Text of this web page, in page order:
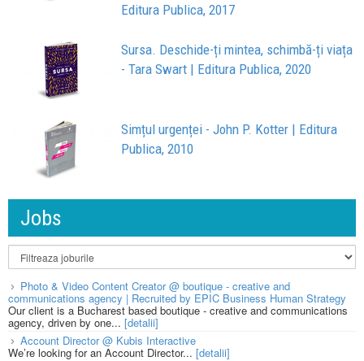
Editura Publica, 2017
Sursa. Deschide-ți mintea, schimbă-ți viața
- Tara Swart | Editura Publica, 2020
Simțul urgenței - John P. Kotter | Editura
Publica, 2010
Jobs
Photo & Video Content Creator @ boutique - creative and
communications agency | Recruited by EPIC Business Human Strategy
Our client is a Bucharest based boutique - creative and communications
agency, driven by one... [detalii]
Account Director @ Kubis Interactive
We’re looking for an Account Director... [detalii]